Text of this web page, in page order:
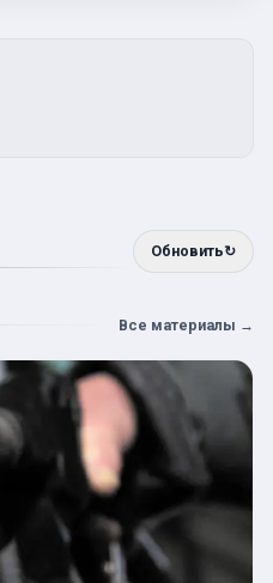
Обновить↻
Все материалы →